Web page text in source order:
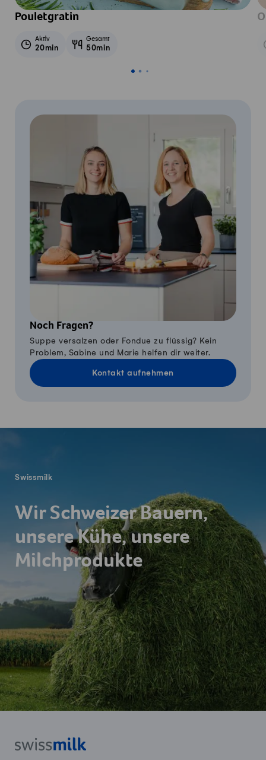
Pouletgratin
Aktiv
20min
Gesamt
50min
Noch Fragen?
Suppe versalzen oder Fondue zu flüssig? Kein
Problem, Sabine und Marie helfen dir weiter.
Kontakt aufnehmen
Swissmilk
Wir Schweizer Bauern,
unsere Kühe, unsere
Milchprodukte